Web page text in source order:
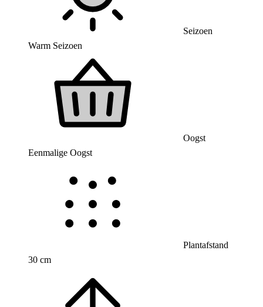
Seizoen
Warm Seizoen
Oogst
Eenmalige Oogst
Plantafstand
30 cm